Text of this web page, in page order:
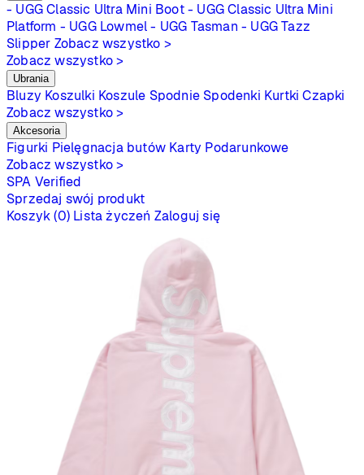
- UGG Classic Ultra Mini Boot - UGG Classic Ultra Mini
Platform - UGG Lowmel - UGG Tasman - UGG Tazz
Slipper Zobacz wszystko >
Zobacz wszystko >
Ubrania
Bluzy Koszulki Koszule Spodnie Spodenki Kurtki Czapki
Zobacz wszystko >
Akcesoria
Figurki Pielęgnacja butów Karty Podarunkowe
Zobacz wszystko >
SPA Verified
Sprzedaj swój produkt
Koszyk (0) Lista życzeń Zaloguj się